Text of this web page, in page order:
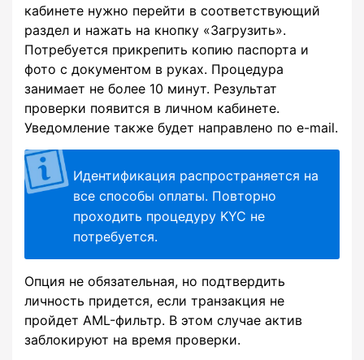
кабинете нужно перейти в соответствующий
раздел и нажать на кнопку «Загрузить».
Потребуется прикрепить копию паспорта и
фото с документом в руках. Процедура
занимает не более 10 минут. Результат
проверки появится в личном кабинете.
Уведомление также будет направлено по e-mail.
Идентификация распространяется на
все способы оплаты. Повторно
проходить процедуру KYC не
потребуется.
Опция не обязательная, но подтвердить
личность придется, если транзакция не
пройдет AML-фильтр. В этом случае актив
заблокируют на время проверки.